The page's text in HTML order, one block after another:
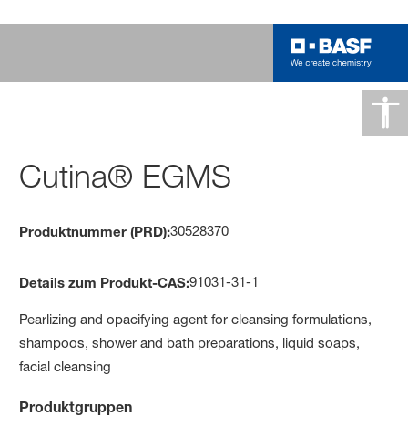
Cutina® EGMS
Produktnummer (PRD):30528370
Details zum Produkt-CAS:91031-31-1
Pearlizing and opacifying agent for cleansing formulations,
shampoos, shower and bath preparations, liquid soaps,
facial cleansing
Produktgruppen